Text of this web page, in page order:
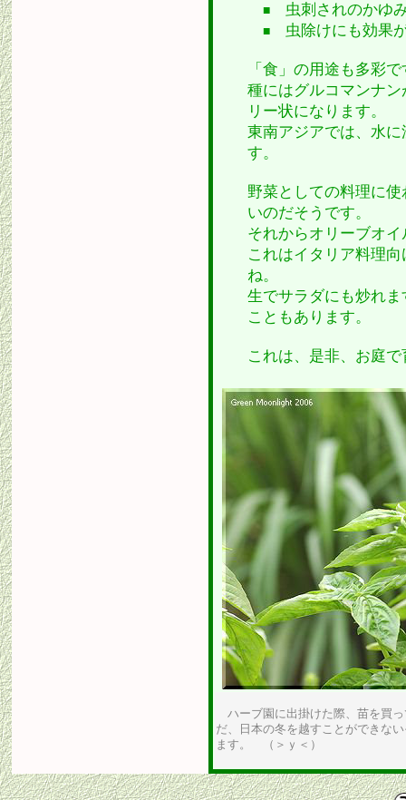
■ 虫刺されのかゆ
■ 虫除けにも効果
「食」の用途も多彩
種にはグルコマンナ
リー状になります。
東南アジアでは、水
す。
野菜としての料理に
いのだそうです。
それからオリーブオ
これはイタリア料理
ね。
生でサラダにも炒れ
こともあります。
これは、是非、お庭
ハーブ園に出掛けた際、苗を買
だ、日本の冬を越すことができな
ます。 （＞ｙ＜）